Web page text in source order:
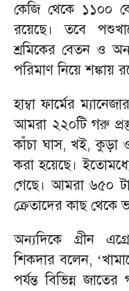
কেজি থেকে ১১০০
রয়েছে। তবে
শ্রমিকের বেতন ও
পরিমাণ নিয়ে শঙ্কায়
হাম্বা ফার্মের
আমরা ২২০টি গরু
কাঁচা ঘাস, খই, কুড়া
করা হয়েছে।
গেছে। আমরা ৬৫০
ক্রেতাদের কাছ থেকে
অন্যদিকে গ্রীন
শিকদার বলেন, ‘
পর্যন্ত বিভিন্ন